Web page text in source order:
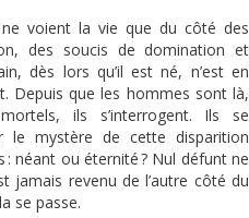
voient la vie que du côté des
des soucis de domination et
dès lors qu’il est né, n’est en
Depuis que les hommes sont là,
ils s’interrogent. Ils se
le mystère de cette disparition
: néant ou éternité ? Nul défunt ne
jamais revenu de l’autre côté du
se passe.